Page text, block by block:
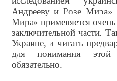
Андрееву и Розе
Мира» применяется
заключительной части.
Украине, и читать
для понимания
обязательно.